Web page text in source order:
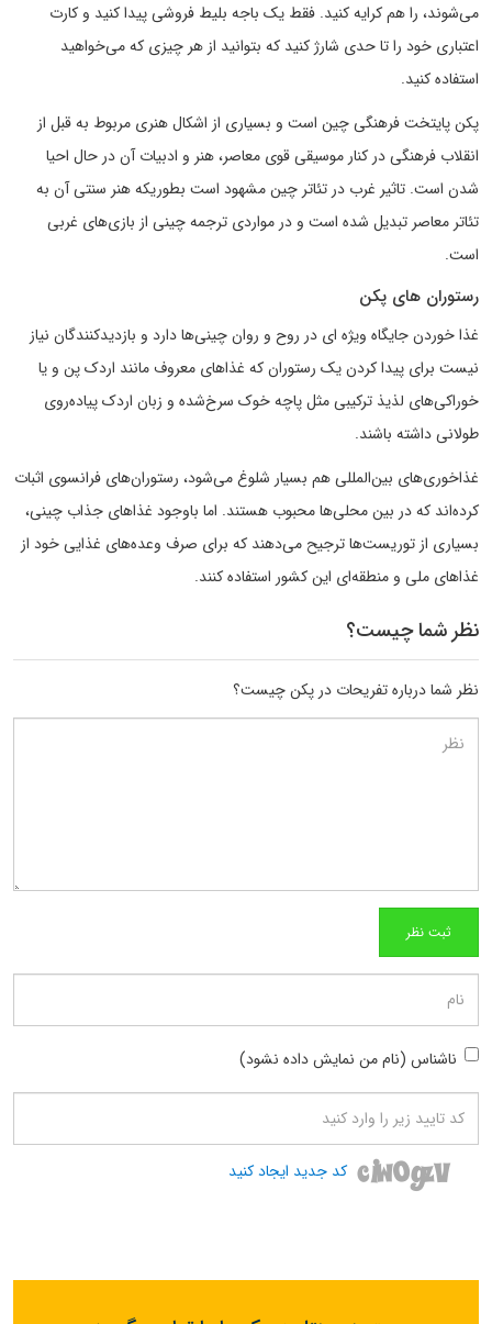
می‌شوند، را هم کرایه کنید. فقط یک باجه بلیط فروشی پیدا کنید و کارت
اعتباری خود را تا حدی شارژ کنید که بتوانید از هر چیزی که می‌خواهید
استفاده کنید.
پکن پایتخت فرهنگی چین است و بسیاری از اشکال هنری مربوط به قبل از
انقلاب فرهنگی در کنار موسیقی قوی معاصر، هنر و ادبیات آن در حال احیا
شدن است. تاثیر غرب در تئاتر چین مشهود است بطوریکه هنر سنتی آن به
تئاتر معاصر تبدیل شده است و در مواردی ترجمه چینی از بازی‌های غربی
است.
رستوران های پکن
غذا خوردن جایگاه ویژه ای در روح و روان چینی‌ها دارد و بازدیدکنندگان نیاز
نیست برای پیدا کردن یک رستوران که غذاهای معروف مانند اردک پن و یا
خوراکی‌های لذیذ ترکیبی مثل پاچه خوک سرخ‌شده و زبان اردک پیاده‌روی
طولانی داشته باشند.
غذاخوری‌های بین‌المللی هم بسیار شلوغ می‌شود، رستوران‌های فرانسوی اثبات
کرده‌اند که در بین محلی‌ها محبوب هستند. اما باوجود غذاهای جذاب چینی،
بسیاری از توریست‌ها ترجیح می‌دهند که برای صرف وعده‌های غذایی خود از
غذاهای ملی و منطقه‌ای این کشور استفاده کنند.
نظر شما چیست؟
نظر شما درباره تفریحات در پکن چیست؟
ناشناس (نام من نمایش داده نشود)
کد جدید ایجاد کنید